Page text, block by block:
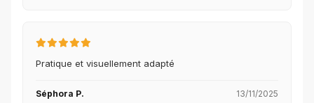
Pratique et visuellement adapté
Séphora P. 13/11/2025